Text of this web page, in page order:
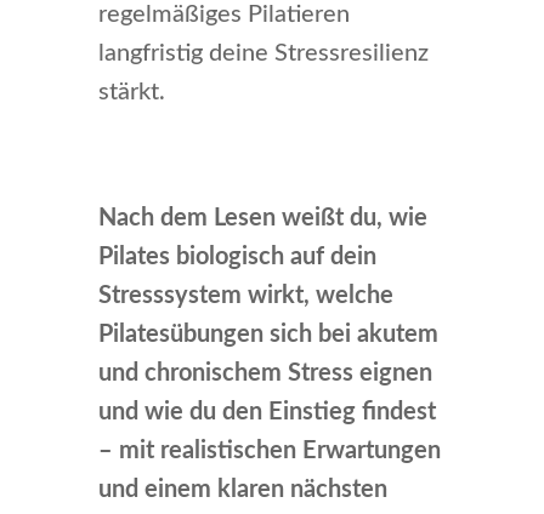
regelmäßiges Pilatieren
langfristig deine Stressresilienz
stärkt.
Nach dem Lesen weißt du, wie
Pilates biologisch auf dein
Stresssystem wirkt, welche
Pilatesübungen sich bei akutem
und chronischem Stress eignen
und wie du den Einstieg findest
– mit realistischen Erwartungen
und einem klaren nächsten